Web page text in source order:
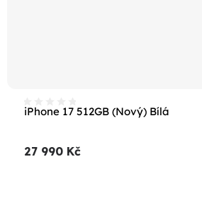
iPhone 17 512GB (Nový) Bílá
27 990 Kč